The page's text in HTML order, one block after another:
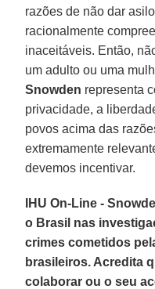
razões de não dar
racionalmente
inaceitáveis. Então,
um adulto ou uma
Snowden representa
privacidade, a
povos acima das
extremamente
devemos incentivar.
IHU On-Line -
o Brasil nas
crimes cometidos
brasileiros. Acredita
colaborar ou o seu